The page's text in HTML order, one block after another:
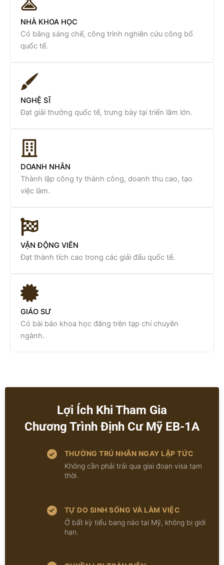
NHÀ KHOA HỌC
Có bằng sáng chế, công trình nghiên cứu công bố
quốc tế.
NGHỆ SĨ
Đạt giải thưởng quốc tế, trưng bày tại triển lãm lớn.
DOANH NHÂN
Thành lập công ty thành công, doanh thu cao, tạo
việc làm.
VẬN ĐỘNG VIÊN
Đạt thành tích cao trong các giải đấu quốc tế.
GIÁO SƯ
Có bài báo khoa học đăng trên tạp chí chuyên
ngành.
Lợi Ích Khi Tham Gia
Chương Trình Định Cư Mỹ EB-1A
THƯỜNG TRÚ NHÂN NGAY LẬP TỨC
Không cần phải trải qua giai đoạn visa tạm
thời.
TỰ DO SINH SỐNG VÀ LÀM VIỆC
Ở bất kỳ tiểu bang nào tại Mỹ, không bị giới
hạn.